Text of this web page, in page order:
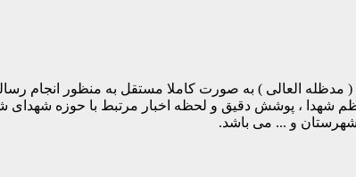
امام خامنه ای ( مدظله العالی ) به صورت کاملا مستقل به منظور
شهدا ، پوشش دقیق و لحظه اخبار مرتبط با حوزه
و ... می باشد.